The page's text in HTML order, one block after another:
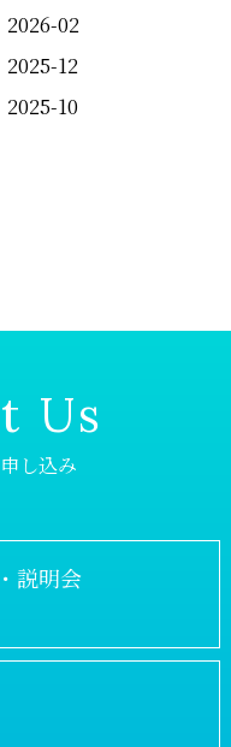
2026-02
2025-12
2025-10
Us
し込み
説明会